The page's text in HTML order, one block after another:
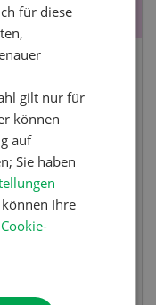
oder
In
lässt
für diese
gilt nur für
können
auf
Sie haben
Ihre
Cookie-